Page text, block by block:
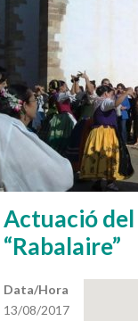
Actuació del
“Rabalaire”
Data/Hora
13/08/2017